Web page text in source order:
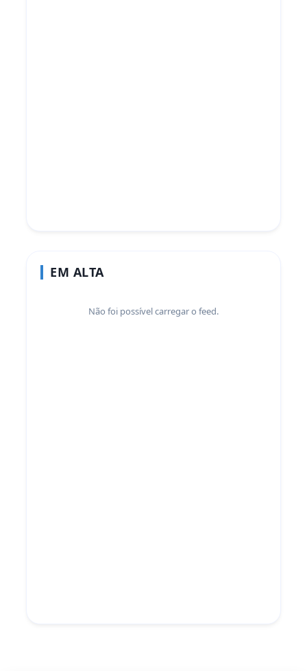
EM ALTA
Não foi possível carregar o feed.